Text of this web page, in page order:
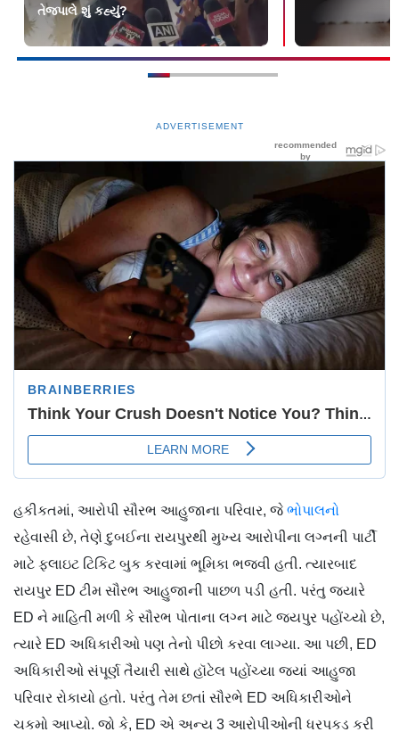
તેજપાલે શું કહ્યું?
ADVERTISEMENT
હકીકતમાં, આરોપી સૌરભ આહુજાના પરિવાર, જે ભોપાલનો
રહેવાસી છે, તેણે દુબઈના રાયપુરથી મુખ્ય આરોપીના લગ્નની પાર્ટી
માટે ફ્લાઇટ ટિકિટ બુક કરવામાં ભૂમિકા ભજવી હતી. ત્યારબાદ
રાયપુર ED ટીમ સૌરભ આહુજાની પાછળ પડી હતી. પરંતુ જ્યારે
ED ને માહિતી મળી કે સૌરભ પોતાના લગ્ન માટે જયપુર પહોંચ્યો છે,
ત્યારે ED અધિકારીઓ પણ તેનો પીછો કરવા લાગ્યા. આ પછી, ED
અધિકારીઓ સંપૂર્ણ તૈયારી સાથે હૉટેલ પહોંચ્યા જ્યાં આહુજા
પરિવાર રોકાયો હતો. પરંતુ તેમ છતાં સૌરભે ED અધિકારીઓને
ચકમો આપ્યો. જો કે, ED એ અન્ય 3 આરોપીઓની ધરપકડ કરી